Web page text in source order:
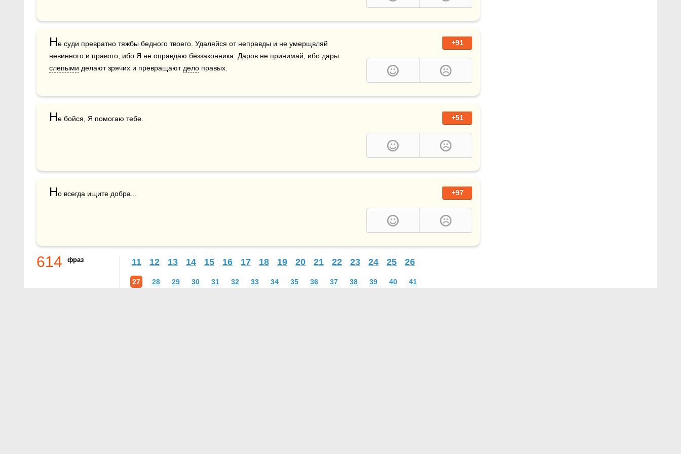
+91
Не суди превратно тяжбы бедного твоего. Удаляйся от неправды и не умерщвляй
слепыми делают зрячих и превращают дело правых.
+51
Не бойся, Я помогаю тебе.
+97
Но всегда ищите добра...
614 фраз 11 12 13 14 15 16 17 18 19 20 21 22 23 24 25 26
27 28 29 30 31 32 33 34 35 36 37 38 39 40 41